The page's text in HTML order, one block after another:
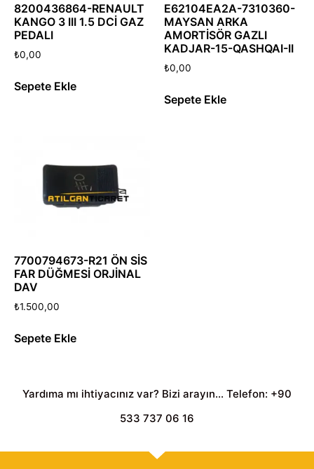
8200436864-RENAULT
KANGO 3 III 1.5 DCİ GAZ
PEDALI
₺0,00
Sepete Ekle
E62104EA2A-7310360-
MAYSAN ARKA
AMORTİSÖR GAZLI
KADJAR-15-QASHQAI-II
₺0,00
Sepete Ekle
7700794673-R21 ÖN SİS
FAR DÜĞMESİ ORJİNAL
DAV
₺1.500,00
Sepete Ekle
Yardıma mı ihtiyacınız var? Bizi arayın... Telefon: +90
533 737 06 16